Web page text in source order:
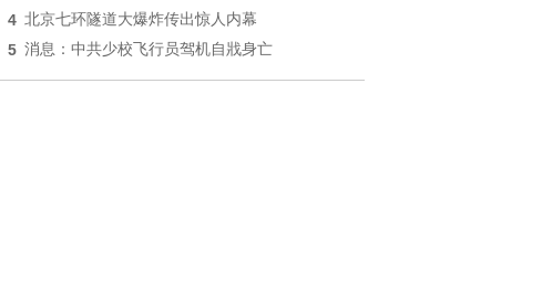
4 北京七环隧道大爆炸传出惊人内幕
5 消息：中共少校飞行员驾机自戕身亡